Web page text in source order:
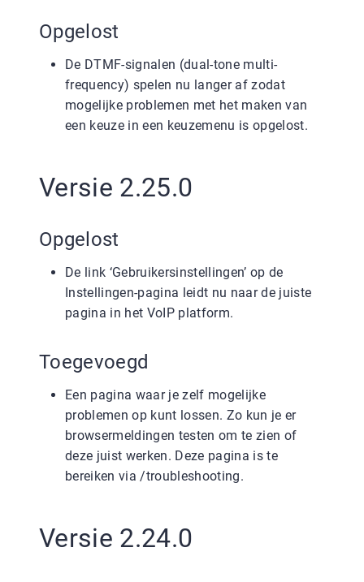
Opgelost
De DTMF-signalen (dual-tone multi-
frequency) spelen nu langer af zodat
mogelijke problemen met het maken van
een keuze in een keuzemenu is opgelost.
Versie 2.25.0
Opgelost
De link ‘Gebruikersinstellingen’ op de
Instellingen-pagina leidt nu naar de juiste
pagina in het VoIP platform.
Toegevoegd
Een pagina waar je zelf mogelijke
problemen op kunt lossen. Zo kun je er
browsermeldingen testen om te zien of
deze juist werken. Deze pagina is te
bereiken via /troubleshooting.
Versie 2.24.0